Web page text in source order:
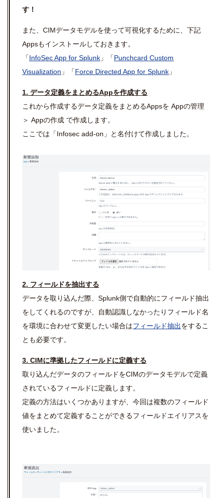
す！
また、CIMデータモデルを使って可視化するために、下記
Appsもインストールしておきます。
「InfoSec App for Splunk 」「Punchcard Custom
Visualization 」「Force Directed App for Splunk 」
1. データ定義をまとめるAppを作成する
これから作成するデータ定義をまとめるAppsを Appの管理
＞ Appの作成 で作成します。
ここでは「Infosec add-on」と名付けて作成しました。
2. フィールドを抽出する
データを取り込んだ際、Splunk側で自動的にフィールド抽出
をしてくれるのですが、自動認識しなかったりフィールド名
を環境に合わせて変更したい場合はフィールド抽出をするこ
とも必要です。
3. CIMに準拠したフィールドに定義する
取り込んだデータのフィールドをCIMのデータモデルで定義
されているフィールドに定義します。
定義の方法はいくつかありますが、今回は複数のフィールド
値をまとめて定義することができるフィールドエイリアスを
使いました。